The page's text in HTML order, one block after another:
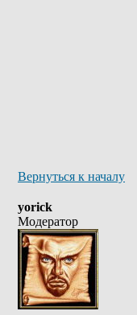
Вернуться к началу
yorick
Модератор